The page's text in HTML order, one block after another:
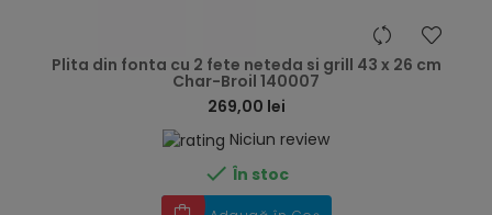
Plita din fonta cu 2 fete neteda si grill 43 x 26 cm
Char-Broil 140007
269,00 lei
Niciun review
 În stoc